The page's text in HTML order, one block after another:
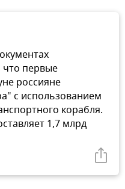
что первые
россияне
с использованием
корабля.
1,7 млрд